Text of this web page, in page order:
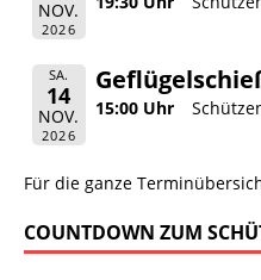
NOV.
2026
SA.
14
NOV.
2026
15:00 Uhr
Für die ganze
COUNTDOWN ZUM